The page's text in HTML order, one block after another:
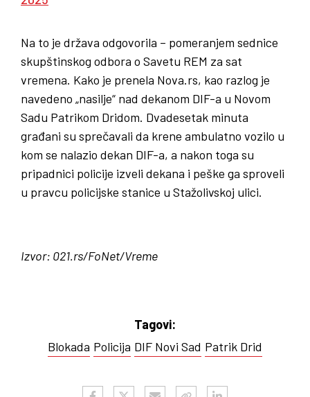
Na to je država odgovorila – pomeranjem sednice
skupštinskog odbora o Savetu REM za sat
vremena. Kako je prenela Nova.rs, kao razlog je
navedeno „nasilje“ nad dekanom DIF-a u Novom
Sadu Patrikom Dridom. Dvadesetak minuta
građani su sprečavali da krene ambulatno vozilo u
kom se nalazio dekan DIF-a, a nakon toga su
pripadnici policije izveli dekana i peške ga sproveli
u pravcu policijske stanice u Stažolivskoj ulici.
Izvor: 021.rs/FoNet/Vreme
Tagovi:
Blokada Policija DIF Novi Sad Patrik Drid